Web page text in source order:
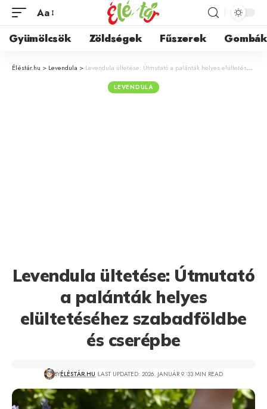
Aa
Gyümölcsök Zöldségek Fűszerek Gombák
Éléstár.hu > Levendula > Levendula ültetése: Útmutató a palánták helyes elültetéséhez szabadföldbe és cserépbe
LEVENDULA
Levendula ültetése: Útmutató
a palánták helyes
elültetéséhez szabadföldbe
és cserépbe
BYÉLÉSTÁR.HU LAST UPDATED: 2026. JANUÁR 9. 33 MIN READ